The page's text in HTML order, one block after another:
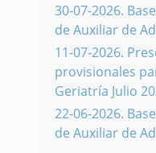
30-07-2026.
de Auxiliar de
11-07-2026.
provisionales
Geriatría Julio
22-06-2026.
de Auxiliar de